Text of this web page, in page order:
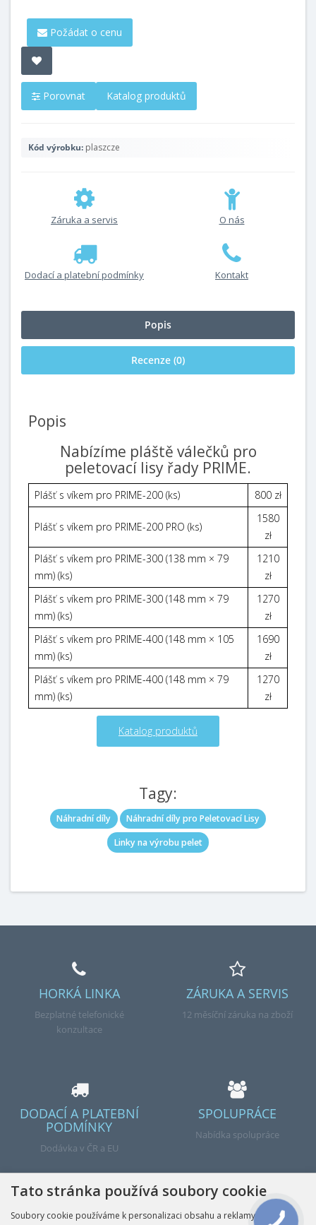
Požádat o cenu
Porovnat Katalog produktů
Kód výrobku: plaszcze
Záruka a servis O nás
Dodací a platební podmínky Kontakt
Popis
Recenze (0)
Popis
Nabízíme pláště válečků pro
peletovací lisy řady PRIME.
Plášť s víkem pro PRIME-200 (ks) 800 zł
Plášť s víkem pro PRIME-200 PRO (ks)
1580
zł
Plášť s víkem pro PRIME-300 (138 mm × 79
mm) (ks)
1210
zł
Plášť s víkem pro PRIME-300 (148 mm × 79
mm) (ks)
1270
zł
Plášť s víkem pro PRIME-400 (148 mm × 105
mm) (ks)
1690
zł
Plášť s víkem pro PRIME-400 (148 mm × 79
mm) (ks)
1270
zł
Katalog produktů
Tagy:
Náhradní díly
Náhradní díly pro Peletovací Lisy
Linky na výrobu pelet
HORKÁ LINKA
Bezplatné telefonické
konzultace
ZÁRUKA A SERVIS
12 měsíční záruka na zboží
DODACÍ A PLATEBNÍ
PODMÍNKY
Dodávka v ČR a EU
SPOLUPRÁCE
Nabídka spolupráce
Tato stránka používá soubory cookie
Soubory cookie používáme k personalizaci obsahu a reklamy,